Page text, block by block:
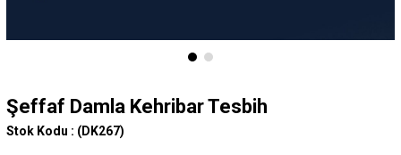
Şeffaf Damla Kehribar Tesbih
Stok Kodu : (DK267)